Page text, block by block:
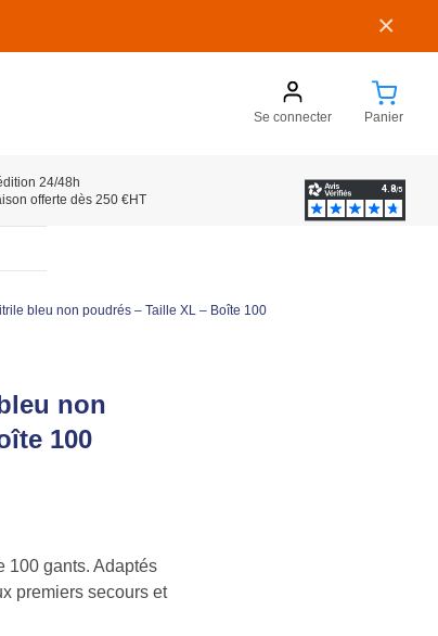
×
Se connecter Panier
24/48h
offerte dès 250 €HT
bleu non poudrés – Taille XL – Boîte 100
non
100
100 gants. Adaptés
premiers secours et